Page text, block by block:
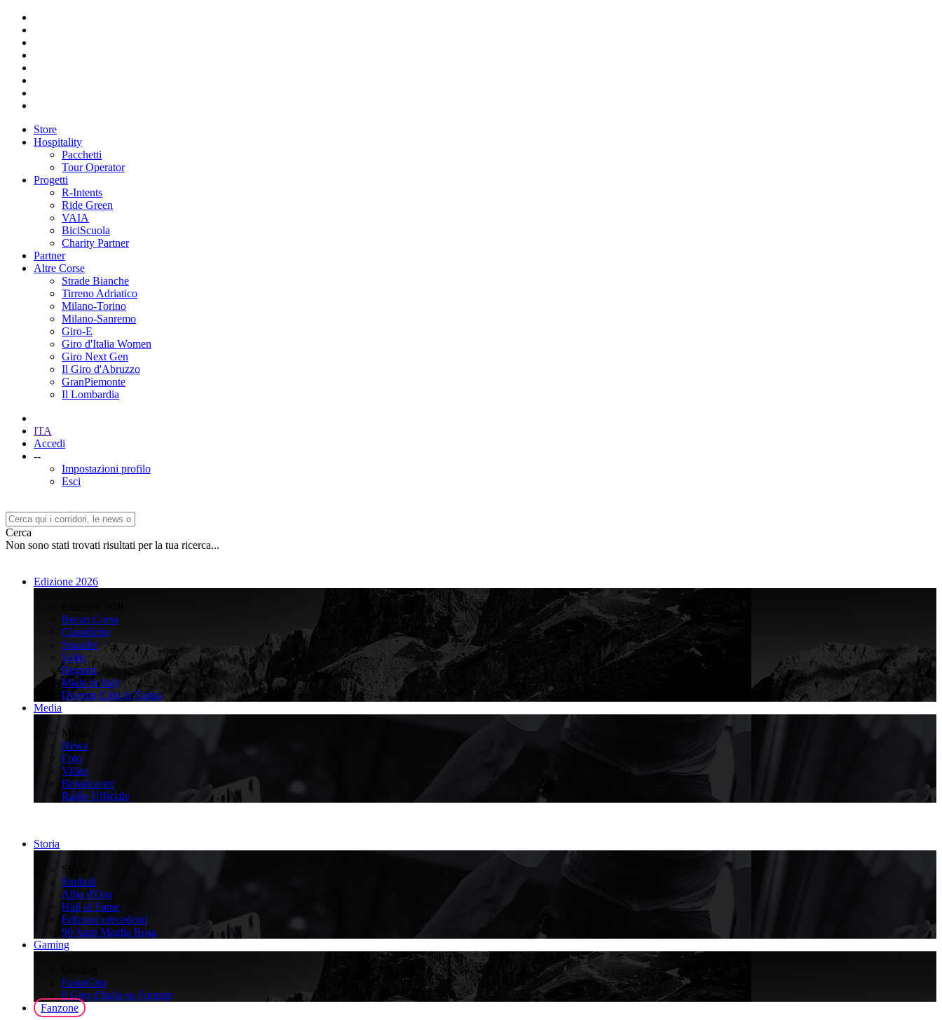
Store
Hospitality
Pacchetti
Tour Operator
Progetti
R-Intents
Ride Green
VAIA
BiciScuola
Charity Partner
Partner
Altre Corse
Strade Bianche
Tirreno Adriatico
Milano-Torino
Milano-Sanremo
Giro-E
Giro d'Italia Women
Giro Next Gen
Il Giro d'Abruzzo
GranPiemonte
Il Lombardia
ITA
Accedi
--
Impostazioni profilo
Esci
Cerca
Non sono stati trovati risultati per la tua ricerca...
Edizione 2026
Recap Corsa
Classifiche
Squadre
Salite
Regioni
Made in Italy
Diventa Città di Tappa
Media
Media
News
Foto
Video
Broadcaster
Radio Ufficiale
Storia
Storia
Simboli
Albo d'Oro
Hall of Fame
Edizioni precedenti
90 Anni Maglia Rosa
Gaming
FantaGiro
ll Giro d'Italia su Fortnite
Fanzone